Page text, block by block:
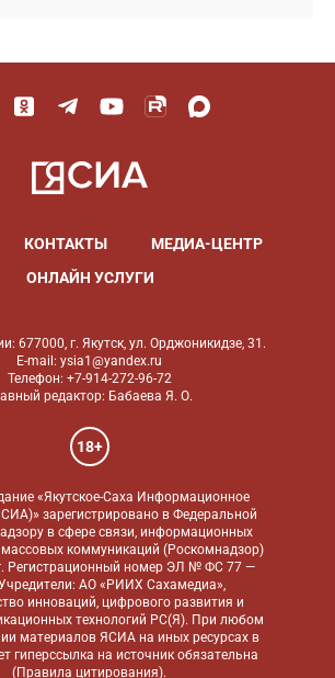
КОНТАКТЫ
МЕДИА-ЦЕНТР
ОНЛАЙН УСЛУГИ
677000, г. Якутск, ул. Орджоникидзе, 31.
E-mail: ysia1@yandex.ru
Телефон: +7-914-272-96-72
редактор: Бабаева Я. О.
18+
«Якутское-Саха Информационное
зарегистрировано в Федеральной
в сфере связи, информационных
массовых коммуникаций (Роскомнадзор)
Регистрационный номер ЭЛ № ФС 77 —
АО «РИИХ Сахамедиа»,
инноваций, цифрового развития и
технологий РС(Я). При любом
материалов ЯСИА на иных ресурсах в
гиперссылка на источник обязательна
(Правила цитирования).